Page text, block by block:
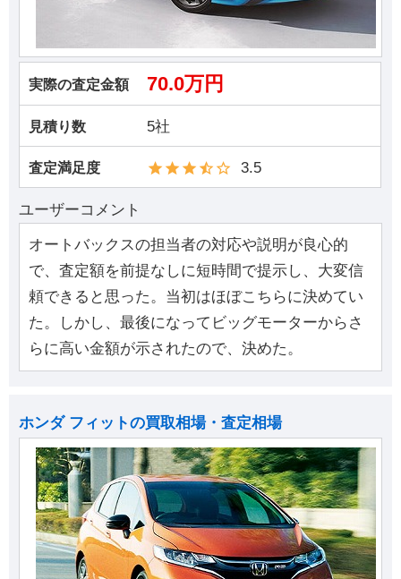
実際の査定金額 70.0万円
見積り数 5社
査定満足度 3.5
ユーザーコメント
オートバックスの担当者の対応や説明が良心的
で、査定額を前提なしに短時間で提示し、大変信
頼できると思った。当初はほぼこちらに決めてい
た。しかし、最後になってビッグモーターからさ
らに高い金額が示されたので、決めた。
ホンダ フィットの買取相場・査定相場